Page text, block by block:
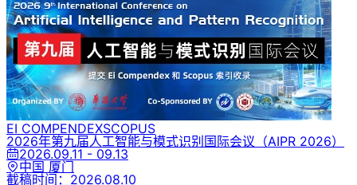
EI COMPENDEXSCOPUS
2026年第九届人工智能与模式识别国际会议 （AIPR 2026）
2026.09.11 - 09.13
中国 厦门
截稿时间： 2026.08.10